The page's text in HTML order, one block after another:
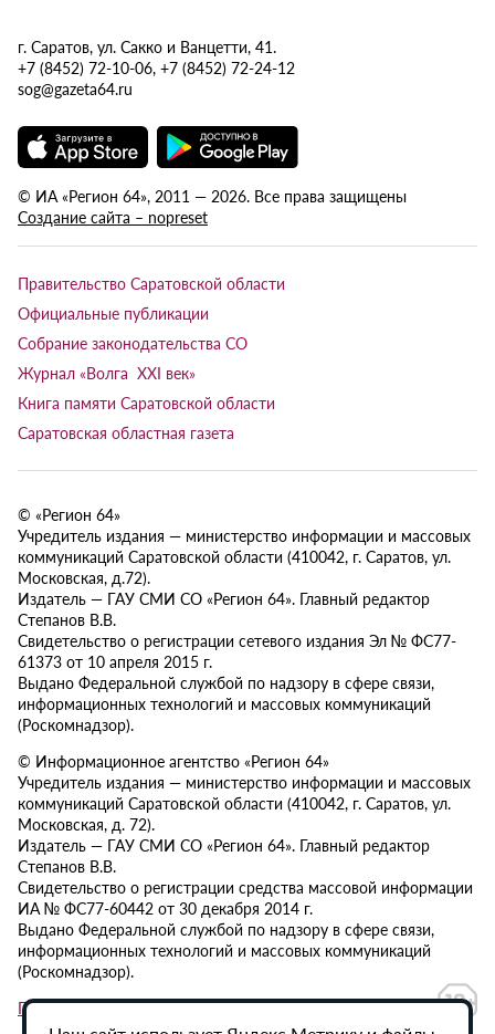
г. Саратов, ул. Сакко и Ванцетти, 41.
+7 (8452) 72-10-06, +7 (8452) 72-24-12
sog@gazeta64.ru
© ИА «Регион 64», 2011 — 2026. Все права защищены
Создание сайта – nopreset
Правительство Саратовской области
Официальные публикации
Собрание законодательства СО
Журнал «Волга XXI век»
Книга памяти Саратовской области
Саратовская областная газета
© «Регион 64»
Учредитель издания — министерство информации и массовых
коммуникаций Саратовской области (410042, г. Саратов, ул.
Московская, д.72).
Издатель — ГАУ СМИ СО «Регион 64». Главный редактор
Степанов В.В.
Свидетельство о регистрации сетевого издания Эл № ФС77-
61373 от 10 апреля 2015 г.
Выдано Федеральной службой по надзору в сфере связи,
информационных технологий и массовых коммуникаций
(Роскомнадзор).
© Информационное агентство «Регион 64»
Учредитель издания — министерство информации и массовых
коммуникаций Саратовской области (410042, г. Саратов, ул.
Московская, д. 72).
Издатель — ГАУ СМИ СО «Регион 64». Главный редактор
Степанов В.В.
Свидетельство о регистрации средства массовой информации
ИА № ФС77-60442 от 30 декабря 2014 г.
Выдано Федеральной службой по надзору в сфере связи,
информационных технологий и массовых коммуникаций
(Роскомнадзор).
Политика в отношении обработки персональных данных